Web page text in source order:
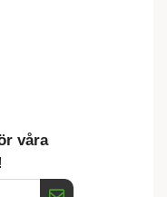
våra